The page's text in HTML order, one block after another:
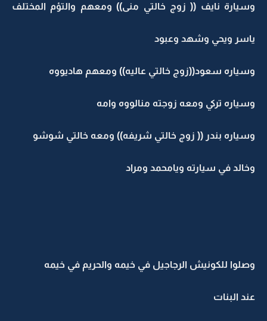
وسيارة نايف (( زوج خالتي منى)) ومعهم والتؤم المختلف
ياسر ويحي وشهد وعبود
وسياره سعود((زوج خالتي عاليه)) ومعهم هاديووه
وسياره تركي ومعه زوجته منالووه وامه
وسياره بندر (( زوج خالتي شريفه)) ومعه خالتي شوشو
وخالد في سيارته ويامحمد ومراد
وصلوا للكونيش الرجاجيل في خيمه والحريم في خيمه
عند البنات